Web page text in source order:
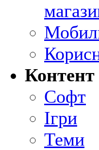
Контент
Софт
Ігри
Теми